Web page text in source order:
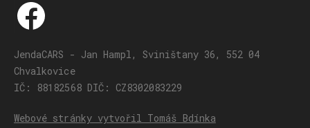
JendaCARS - Jan Hampl, Sviništany 36, 552 04
Chvalkovice
IČ: 88182568 DIČ: CZ8302083229
Webové stránky vytvořil Tomáš Bdínka